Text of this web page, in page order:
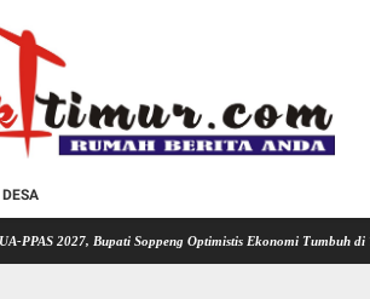
DESA
Soppeng Optimistis Ekonomi Tumbuh di Tengah Tekanan